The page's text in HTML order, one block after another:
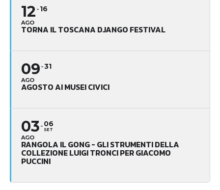
12
AGO
16
TORNA IL TOSCANA DJANGO FESTIVAL
09
AGO
31
AGOSTO AI MUSEI CIVICI
03
AGO
06
SET
RANGOLA IL GONG - GLI STRUMENTI DELLA
COLLEZIONE LUIGI TRONCI PER GIACOMO
PUCCINI